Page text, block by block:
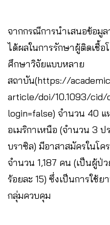
จากกรณีการนำเสนอข้อมูล
ได้ผลในการรักษาผู้ติดเชื้อ
ศึกษาวิจัยแบบหลาย
สถาบัน(https://
article/doi/10.1093/cid/
login=false) จำนวน 40 แ
อเมริกาเหนือ (จำนวน 3 ป
บราซิล) มีอาสาสมัครในโค
จำนวน 1,187 คน (เป็นผู้ป่
ร้อยละ 15) ซึ่งเป็นการใช้ย
กลุ่มควบคุม